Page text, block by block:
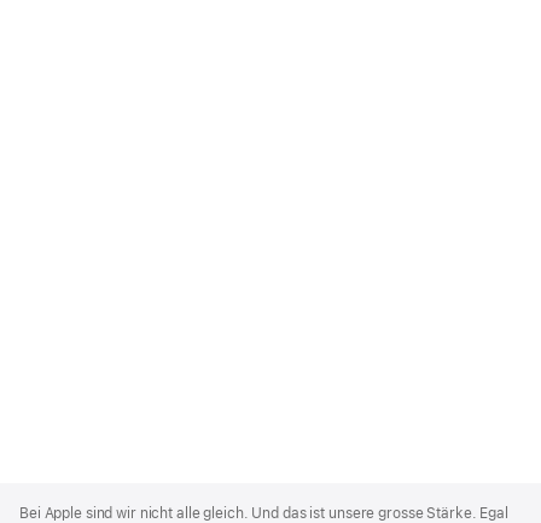
Footer
Bei Apple sind wir nicht alle gleich. Und das ist unsere grosse Stärke. Egal